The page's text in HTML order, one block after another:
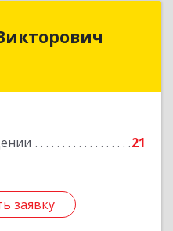
21
заявку
Викторович
заявку